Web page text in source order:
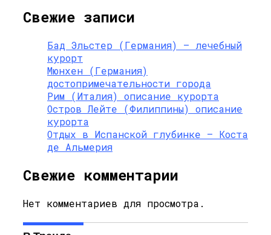
Свежие записи
Бад Эльстер (Германия) — лечебный
курорт
Мюнхен (Германия)
достопримечательности города
Рим (Италия) описание курорта
Остров Лейте (Филиппины) описание
курорта
Отдых в Испанской глубинке — Коста
де Альмерия
Свежие комментарии
Нет комментариев для просмотра.